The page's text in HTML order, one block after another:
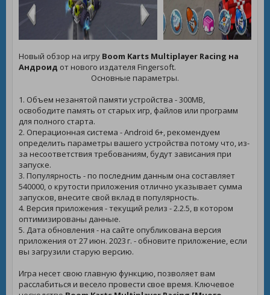
Новый обзор на игру Boom Karts Multiplayer Racing на
Андроид от нового издателя Fingersoft.
Основные параметры.
1. Объем незанятой памяти устройства - 300MB,
освободите память от старых игр, файлов или программ
для полного старта.
2. Операционная система - Android 6+, рекомендуем
определить параметры вашего устройства потому что, из-
за несоответствия требованиям, будут зависания при
запуске.
3. Популярность - по последним данным она составляет
540000, о крутости приложения отлично указывает сумма
запусков, внесите свой вклад в популярность.
4. Версия приложения - текущий релиз - 2.2.5, в котором
оптимизированы данные.
5. Дата обновления - на сайте опубликована версия
приложения от 27 июн. 2023 г. - обновите приложение, если
вы загрузили старую версию.
Игра несет свою главную функцию, позволяет вам
расслабиться и весело провести свое время. Ключевое